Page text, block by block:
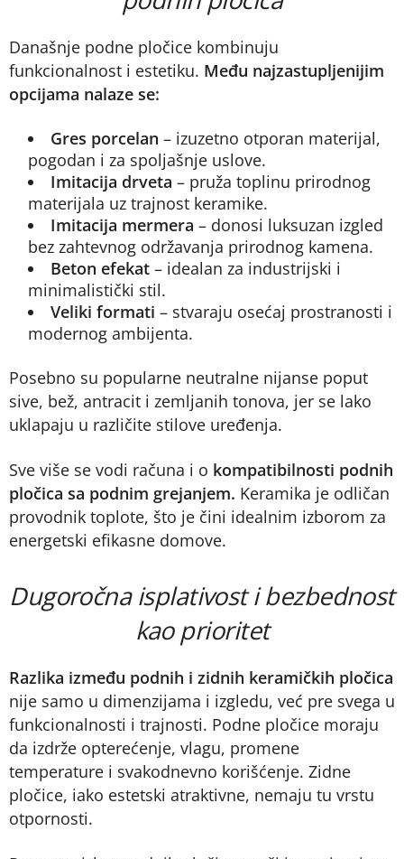
Današnje podne pločice kombinuju
funkcionalnost i estetiku. Među najzastupljenijim
opcijama nalaze se:
Gres porcelan – izuzetno otporan materijal,
pogodan i za spoljašnje uslove.
Imitacija drveta – pruža toplinu prirodnog
materijala uz trajnost keramike.
Imitacija mermera – donosi luksuzan izgled
bez zahtevnog održavanja prirodnog kamena.
Beton efekat – idealan za industrijski i
minimalistički stil.
Veliki formati – stvaraju osećaj prostranosti i
modernog ambijenta.
Posebno su popularne neutralne nijanse poput
sive, bež, antracit i zemljanih tonova, jer se lako
uklapaju u različite stilove uređenja.
Sve više se vodi računa i o kompatibilnosti podnih
pločica sa podnim grejanjem. Keramika je odličan
provodnik toplote, što je čini idealnim izborom za
energetski efikasne domove.
Dugoročna isplativost i bezbednost
kao prioritet
Razlika između podnih i zidnih keramičkih pločica
nije samo u dimenzijama i izgledu, već pre svega u
funkcionalnosti i trajnosti. Podne pločice moraju
da izdrže opterećenje, vlagu, promene
temperature i svakodnevno korišćenje. Zidne
pločice, iako estetski atraktivne, nemaju tu vrstu
otpornosti.